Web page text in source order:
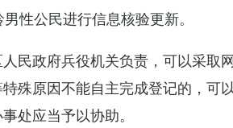
性公民进行信息核验更新。
民政府兵役机关负责，可以采取网
殊原因不能自主完成登记的，可以
处应当予以协助。